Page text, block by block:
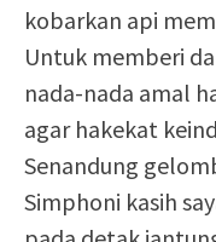
kobarkan api
Untuk memberi
nada-nada amal
agar hakekat
Senandung
Simphoni kasih